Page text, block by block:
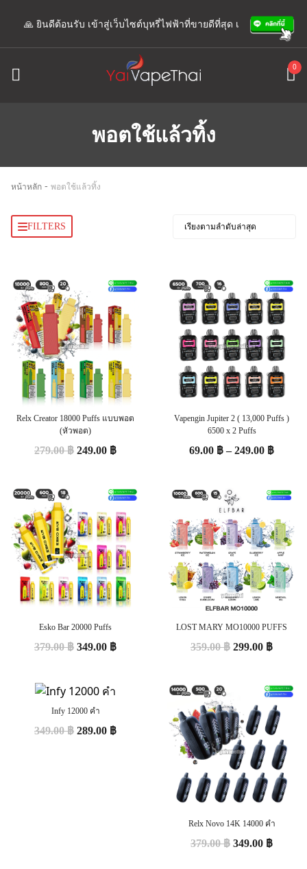
🙏 ยินดีต้อนรับ เข้าสู่เว็บไซต์บุหรี่ไฟฟ้าที่ขายดีที่สุด เรามีแอดมินพร้อมให้
0
พอตใช้แล้วทิ้ง
หน้าหลัก - พอตใช้แล้วทิ้ง
FILTERS
Relx Creator 18000 Puffs แบบพอต
(หัวพอต)
279.00฿ 249.00 ฿
Vapengin Jupiter 2 ( 13,000 Puffs )
6500 x 2 Puffs
69.00 ฿–249.00 ฿
Esko Bar 20000 Puffs
379.00฿ 349.00 ฿
LOST MARY MO10000 PUFFS
359.00฿ 299.00 ฿
Infy 12000 คำ
349.00฿ 289.00 ฿
Relx Novo 14K 14000 คำ
379.00฿ 349.00 ฿